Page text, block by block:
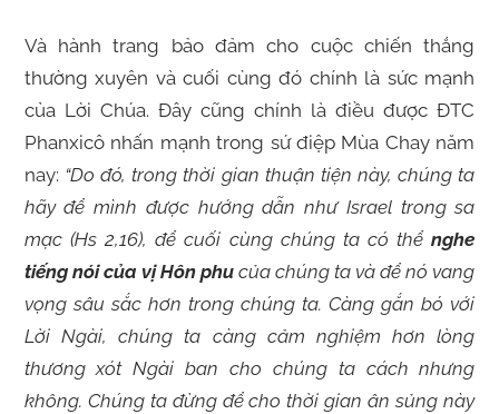
Và hành trang bảo đảm cho cuộc chiến thắng
thường xuyên và cuối cùng đó chính là sức mạnh
của Lời Chúa. Đây cũng chính là điều được ĐTC
Phanxicô nhấn mạnh trong sứ điệp Mùa Chay năm
nay: “Do đó, trong thời gian thuận tiện này, chúng ta
hãy để mình được hướng dẫn như Israel trongsa
mạc (Hs 2,16), để cuối cùng chúng ta có thểnghe
tiếng nói của vị Hôn phucủa chúng ta và để nó vang
vọng sâu sắc hơn trong chúng ta. Càng gắn bó với
Lời Ngài, chúng ta càng cảm nghiệm hơn lòng
thương xót Ngài ban cho chúng ta cách nhưng
không. Chúng ta đừng để cho thời gian ân sủng này